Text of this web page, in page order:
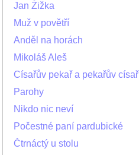
Jan Žižka
Muž v povětří
Anděl na horách
Mikoláš Aleš
Císařův pekař a pekařův císař
Parohy
Nikdo nic neví
Počestné paní pardubické
Čtrnáctý u stolu